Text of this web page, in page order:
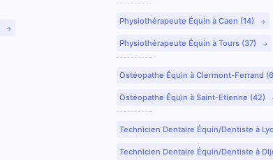
Physiothérapeute Équin à Caen (14)
Physiothérapeute Équin à Tours (37)
Ostéopathe Équin à Clermont-Ferrand
Ostéopathe Équin à Saint-Etienne (42)
Technicien Dentaire Équin/Dentiste à
Technicien Dentaire Équin/Dentiste à